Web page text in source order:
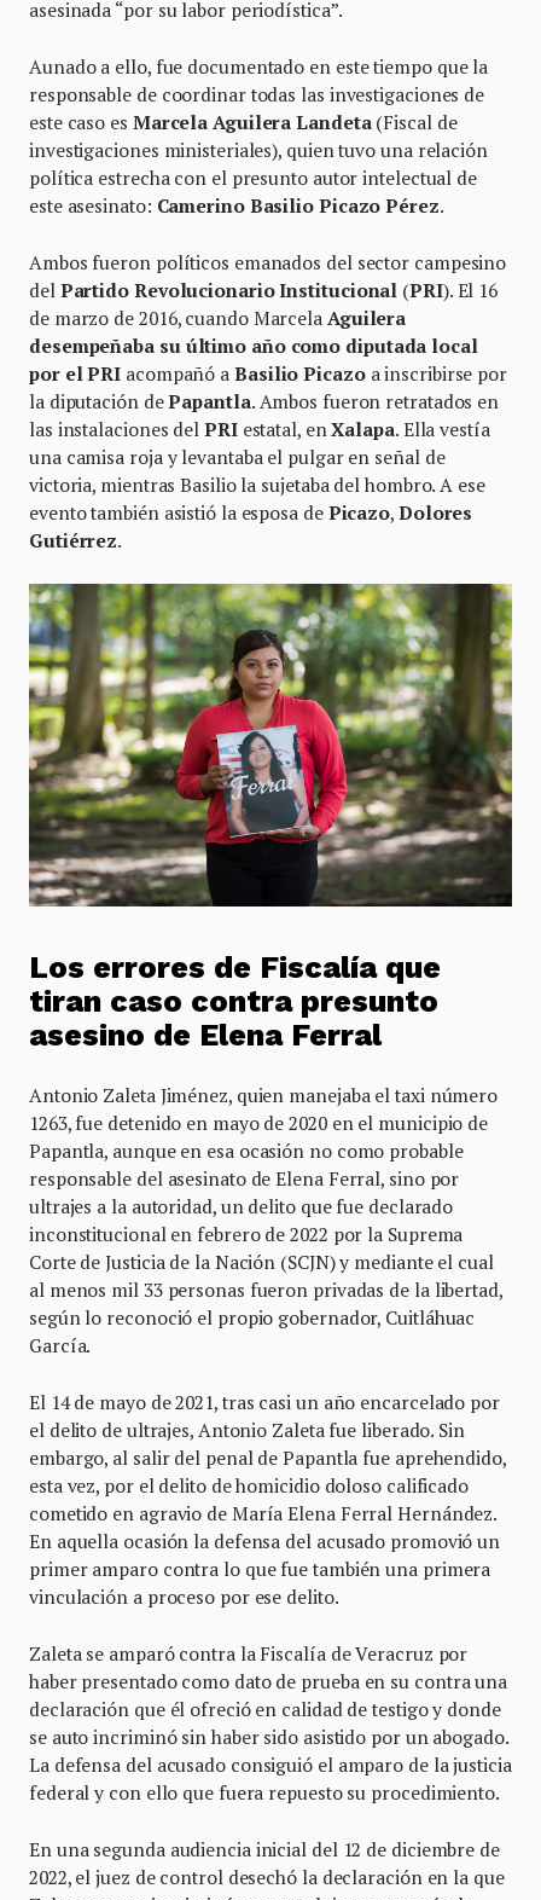
asesinada “por su labor periodística”.
Aunado a ello, fue documentado en este tiempo que la
responsable de coordinar todas las investigaciones de
este caso es Marcela Aguilera Landeta(Fiscal de
investigaciones ministeriales), quien tuvo una relación
política estrecha con el presunto autor intelectual de
este asesinato: Camerino Basilio Picazo Pérez.
Ambos fueron políticos emanados del sector campesino
del Partido Revolucionario Institucional (PRI). El 16
de marzo de 2016, cuando Marcela Aguilera
desempeñaba su último año como diputada local
por el PRI acompañó a Basilio Picazo a inscribirse por
la diputación dePapantla. Ambos fueron retratados en
las instalaciones del PRI estatal, enXalapa. Ella vestía
una camisa roja y levantaba el pulgar en señal de
victoria, mientras Basilio la sujetaba del hombro. A ese
evento también asistió la esposa de Picazo, Dolores
Gutiérrez.
Los errores de Fiscalía que
tiran caso contra presunto
asesino de Elena Ferral
Antonio Zaleta Jiménez, quien manejaba el taxi número
1263, fue detenido en mayo de 2020 en el municipio de
Papantla, aunque en esa ocasión no como probable
responsable del asesinato de Elena Ferral, sino por
ultrajes a la autoridad, un delito que fue declarado
inconstitucional en febrero de 2022 por la Suprema
Corte de Justicia de la Nación (SCJN) y mediante el cual
al menos mil 33 personas fueron privadas de la libertad,
según lo reconoció el propio gobernador, Cuitláhuac
García.
El 14 de mayo de 2021, tras casi un año encarcelado por
el delito de ultrajes, Antonio Zaleta fue liberado. Sin
embargo, al salir del penal de Papantla fue aprehendido,
esta vez, por el delito de homicidio doloso calificado
cometido en agravio de María Elena Ferral Hernández.
En aquella ocasión la defensa del acusado promovió un
primer amparo contra lo que fue también una primera
vinculación a proceso por ese delito.
Zaleta se amparó contra la Fiscalía de Veracruz por
haber presentado como dato de prueba en su contra una
declaración que él ofreció en calidad de testigo y donde
se auto incriminó sin haber sido asistido por un abogado.
La defensa del acusado consiguió el amparo de la justicia
federal y con ello que fuera repuesto su procedimiento.
En una segunda audiencia inicial del 12 de diciembre de
2022, el juez de control desechó la declaración en la que